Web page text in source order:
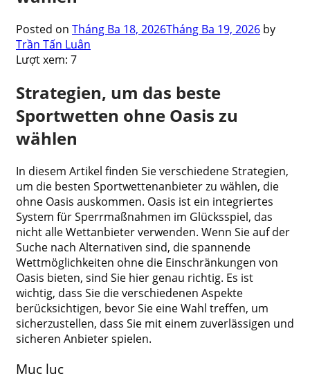
Posted on Tháng Ba 18, 2026Tháng Ba 19, 2026 by
Trần Tấn Luân
Lượt xem: 7
Strategien, um das beste
Sportwetten ohne Oasis zu
wählen
In diesem Artikel finden Sie verschiedene Strategien,
um die besten Sportwettenanbieter zu wählen, die
ohne Oasis auskommen. Oasis ist ein integriertes
System für Sperrmaßnahmen im Glücksspiel, das
nicht alle Wettanbieter verwenden. Wenn Sie auf der
Suche nach Alternativen sind, die spannende
Wettmöglichkeiten ohne die Einschränkungen von
Oasis bieten, sind Sie hier genau richtig. Es ist
wichtig, dass Sie die verschiedenen Aspekte
berücksichtigen, bevor Sie eine Wahl treffen, um
sicherzustellen, dass Sie mit einem zuverlässigen und
sicheren Anbieter spielen.
Mục lục